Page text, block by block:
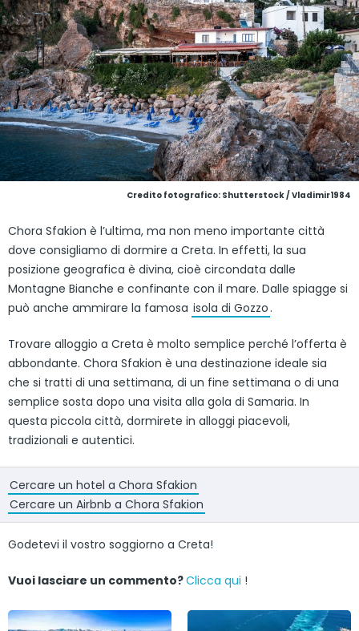
Credito fotografico: Shutterstock / Vladimir1984
Chora Sfakion è l’ultima, ma non meno importante città
dove consigliamo di dormire a Creta. In effetti, la sua
posizione geografica è divina, cioè circondata dalle
Montagne Bianche e confinante con il mare. Dalle spiagge si
può anche ammirare la famosa isola di Gozzo .
Trovare alloggio a Creta è molto semplice perché l’offerta è
abbondante. Chora Sfakion è una destinazione ideale sia
che si tratti di una settimana, di un fine settimana o di una
semplice sosta dopo una visita alla gola di Samaria. In
questa piccola città, dormirete in alloggi piacevoli,
tradizionali e autentici.
Cercare un hotel a Chora Sfakion
Cercare un Airbnb a Chora Sfakion
Godetevi il vostro soggiorno a Creta!
Vuoi lasciare un commento?Clicca qui !